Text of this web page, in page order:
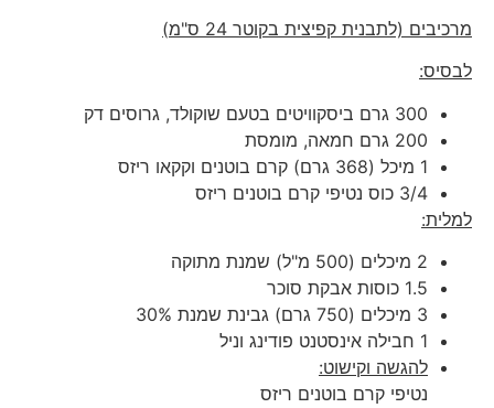
מרכיבים (ל תבנית קפיצית בקוטר 24 ס"מ
)
לבסיס:
300 גרם ביסקוויטים בטעם שוקולד, גרוסים דק
200 גרם חמאה, מומסת
1 מיכל (368 גרם) קרם בוטנים וקקאו ריזס
3/4 כוס נטיפי קרם בוטנים ריזס
למלית:
2 מיכלים (500 מ"ל) שמנת מתוקה
1.5 כוסות אבקת סוכר
3 מיכלים (750 גרם) גבינת שמנת 30%
1 חבילה אינסטנט פודינג וניל
להגשה וקישוט:
נטיפי קרם בוטנים ריזס